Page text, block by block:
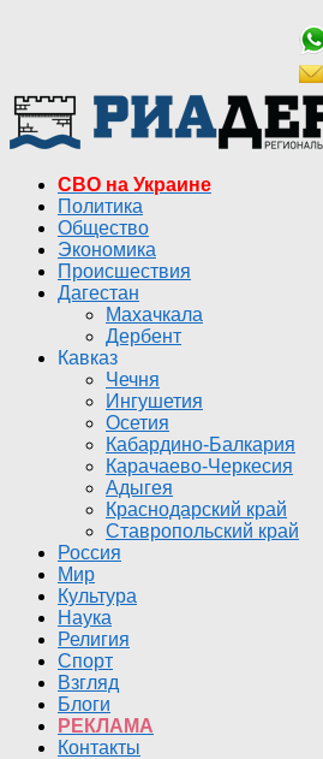
СВО на Украине
Политика
Общество
Экономика
Происшествия
Дагестан
Махачкала
Дербент
Кавказ
Чечня
Ингушетия
Осетия
Кабардино-Балкария
Карачаево-Черкесия
Адыгея
Краснодарский край
Ставропольский край
Россия
Мир
Культура
Наука
Религия
Спорт
Взгляд
Блоги
РЕКЛАМА
Контакты